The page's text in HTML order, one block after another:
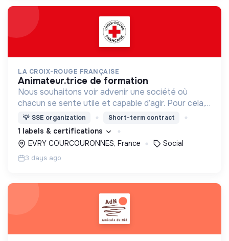
LA CROIX-ROUGE FRANÇAISE
animateur.trice de formation
Nous souhaitons voir advenir une société où
chacun se sente utile et capable d’agir. Pour cela,
nous proposons des moyens et des lieux
d’engagement innovants et adaptés à tous.
💡 SSE organization Short-term contract
1 labels & certifications
EVRY COURCOURONNES, France
Social
3 days ago